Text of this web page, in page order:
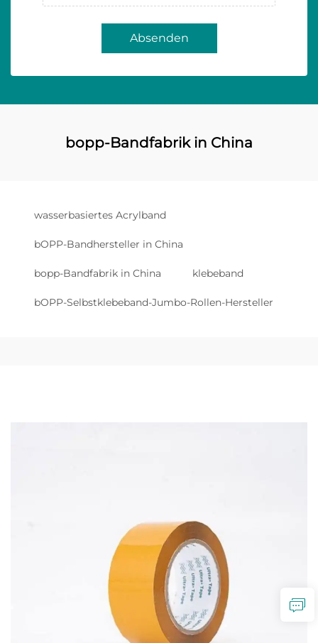
Absenden
bopp-Bandfabrik in China
wasserbasiertes Acrylband
bOPP-Bandhersteller in China
bopp-Bandfabrik in China klebeband
bOPP-Selbstklebeband-Jumbo-Rollen-Hersteller